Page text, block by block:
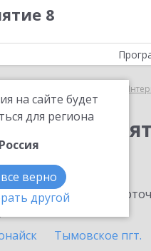
8
на сайте будет
для региона
Россия
верно
другой
1С:Предприятие через
Тымовское пгт.